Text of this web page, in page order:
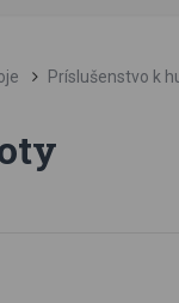
Príslušenstvo k